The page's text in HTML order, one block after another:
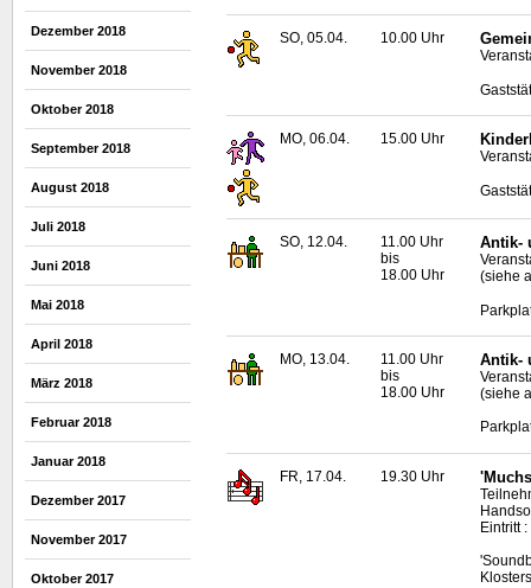
Dezember 2018
November 2018
Oktober 2018
September 2018
August 2018
Juli 2018
Juni 2018
Mai 2018
April 2018
März 2018
Februar 2018
Januar 2018
Dezember 2017
November 2017
Oktober 2017
SO, 05.04. 10.00 Uhr
MO, 06.04. 15.00 Uhr
SO, 12.04.
11.00 Uhr
bis
18.00 Uhr
Antik-
(siehe
MO, 13.04.
11.00 Uhr
bis
18.00 Uhr
Antik-
(siehe
FR, 17.04. 19.30 Uhr
Eintritt